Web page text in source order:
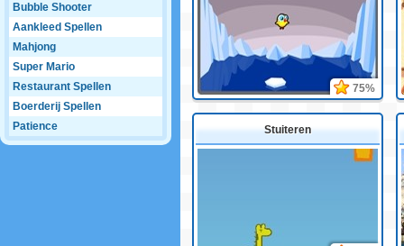
Bubble Shooter
Aankleed Spellen
Mahjong
Super Mario
Restaurant Spellen
Boerderij Spellen
Patience
75%
Stuiteren